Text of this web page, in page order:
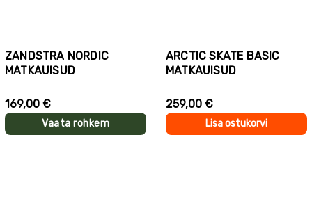
ZANDSTRA NORDIC
MATKAUISUD
169,00 €
Vaata rohkem
ARCTIC SKATE BASIC
MATKAUISUD
259,00 €
Lisa ostukorvi